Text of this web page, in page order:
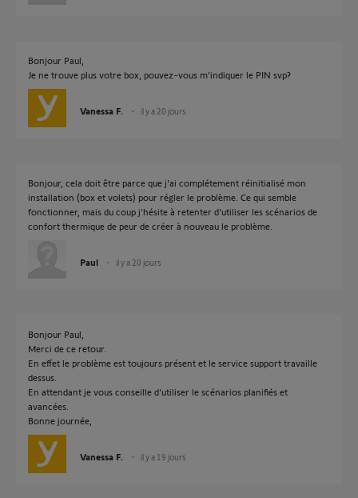
Bonjour Paul,
Je ne trouve plus votre box, pouvez-vous m'indiquer le PIN svp?
Vanessa F. il y a 20 jours
Bonjour, cela doit être parce que j'ai complétement réinitialisé mon
installation (box et volets) pour régler le problème. Ce qui semble
fonctionner, mais du coup j'hésite à retenter d'utiliser les scénarios de
confort thermique de peur de créer à nouveau le problème.
Paul il y a 20 jours
Bonjour Paul,
Merci de ce retour.
En effet le problème est toujours présent et le service support travaille
dessus.
En attendant je vous conseille d'utiliser le scénarios planifiés et
avancées.
Bonne journée,
Vanessa F. il y a 19 jours